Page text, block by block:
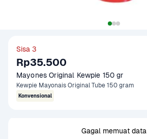
Sisa 3
Rp35.500
Mayones Original Kewpie 150 gr
Kewpie Mayonais Original Tube 150 gram
Konvensional
Gagal memuat data